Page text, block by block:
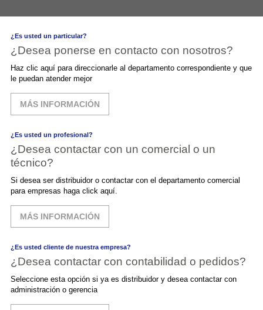
¿Es usted un particular?
¿Desea ponerse en contacto con nosotros?
Haz clic aquí para direccionarle al departamento correspondiente y que
le puedan atender mejor
MÁS INFORMACIÓN
¿Es usted un profesional?
¿Desea contactar con un comercial o un
técnico?
Si desea ser distribuidor o contactar con el departamento comercial
para empresas haga click aquí.
MÁS INFORMACIÓN
¿Es usted cliente de nuestra empresa?
¿Desea contactar con contabilidad o pedidos?
Seleccione esta opción si ya es distribuidor y desea contactar con
administración o gerencia